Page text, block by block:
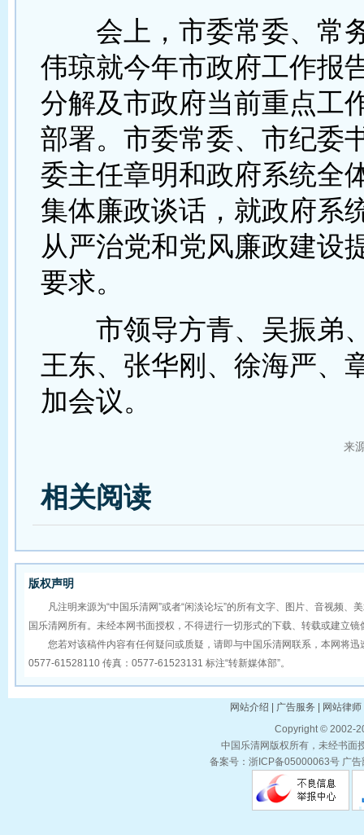
会上，市委常委、常
伟琼就今年市政府工作报
分解及市政府当前重点工
部署。市委常委、市纪委
委主任章明和政府系统全
集体廉政谈话，就政府系
从严治党和党风廉政建设
要求。
市领导方青、吴振弟
王东、张华刚、徐海严、
加会议。
来
相关阅读
版权声明
凡注明来源为“中国乐清网”或者“闲淡论坛”的所有文字、图片、音视频、
国乐清网所有。未经本网书面授权，不得进行一切形式的下载、转载或建立镜
您若对该稿件内容有任何疑问或质疑，请即与中国乐清网联系，本网将迅
0577-61528110 传真：0577-61523131 标注“转新媒体部”。
网站介绍 | 广告服务 | 网站律
Copyright © 2002-
中国乐清网版权所有，未经书面
备案号：浙ICP备05000063号 广